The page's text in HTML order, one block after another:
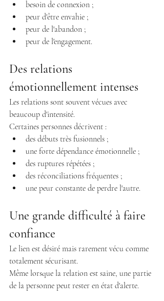
besoin de connexion ;
peur d'être envahie ;
peur de l'abandon ;
peur de l'engagement.
Des relations
émotionnellement intenses
Les relations sont souvent vécues avec
beaucoup d'intensité.
Certaines personnes décrivent :
des débuts très fusionnels ;
une forte dépendance émotionnelle ;
des ruptures répétées ;
des réconciliations fréquentes ;
une peur constante de perdre l'autre.
Une grande difficulté à faire
confiance
Le lien est désiré mais rarement vécu comme
totalement sécurisant.
Même lorsque la relation est saine, une partie
de la personne peut rester en état d'alerte.